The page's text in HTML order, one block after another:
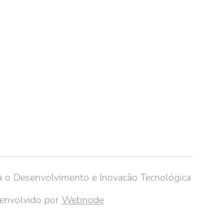
o Desenvolvimento e Inovacão Tecnológica
por Webnode